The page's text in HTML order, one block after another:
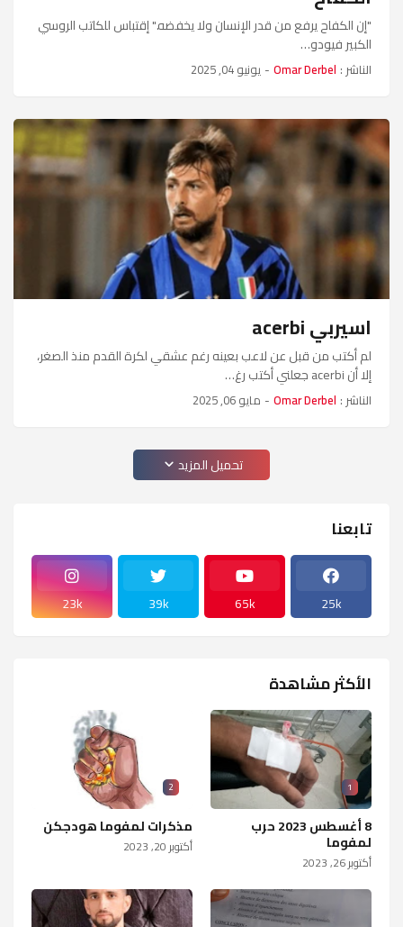
"إن الكفاح يرفع من قدر الإنسان ولا يخفضه." إقتباس للكاتب الروسي
الكبير فيودو…
الناشر : Omar Derbel
- يونيو 04, 2025
اسيربي acerbi
لم أكتب من قبل عن لاعب بعينه رغم عشقي لكرة القدم منذ الصغر،
إلا أن acerbi جعلني أكتب رغ…
الناشر : Omar Derbel
- مايو 06, 2025
تحميل المزيد
تابعنا
25k
65k
39k
23k
الأكثر مشاهدة
1
8 أغسطس 2023 حرب
لمفوما
أكتوبر 26, 2023
2
مذكرات لمفوما هودجكن
أكتوبر 20, 2023